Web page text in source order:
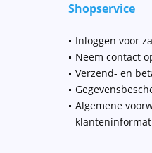
Shopservice
Inloggen voor
Neem contact
Verzend- en
Algemene